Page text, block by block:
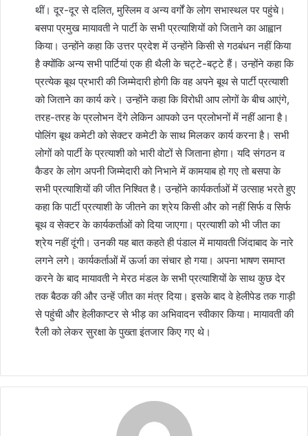
थीं। दूर-दूर से दलित, मुस्लिम व अन्य वर्गों के लोग सभास्थल पर पहुंचे।
बसपा प्रमुख मायावती ने पार्टी के सभी प्रत्याशियों को जिताने का आह्वान
किया। उन्होंने कहा कि उत्तर प्रदेश में उन्होंने किसी से गठबंधन नहीं किया
है क्योंकि अन्य सभी पार्टियां एक ही थैली के चट्टे-बट्टे हैं। उन्होंने कहा कि
प्रत्येक बूथ प्रभारी की जिम्मेदारी होगी कि वह अपने बूथ से पार्टी प्रत्याशी
को जिताने का कार्य करे। उन्होंने कहा कि विरोधी आप लोगों के बीच आएंगे,
तरह-तरह के प्रलोभन देंगे लेकिन आपको उन प्रलोभनों में नहीं आना है।
पोलिंग बूथ कमेटी को सेक्टर कमेटी के साथ मिलकर कार्य करना है। सभी
लोगों को पार्टी के प्रत्याशी को भारी वोटों से जिताना होगा। यदि संगठन व
कैडर के लोग अपनी जिम्मेदारी को निभाने में कामयाब हो गए तो बसपा के
सभी प्रत्याशियों की जीत निश्वित है। उन्होंने कार्यकर्ताओं में उत्साह भरते हुए
कहा कि पार्टी प्रत्याशी के जीतने का श्रेय किसी और को नहीं सिर्फ व सिर्फ
बूथ व सेक्टर के कार्यकर्ताओं को दिया जाएगा। प्रत्याशी को भी जीत का
श्रेय नहीं दूंगी। उनकी यह बात कहते ही पंडाल में मायावती जिंदाबाद के नारे
लगने लगे। कार्यकर्ताओं में ऊर्जा का संचार हो गया। अपना भाषण समाप्त
करने के बाद मायावती ने मेरठ मंडल के सभी प्रत्याशियों के साथ कुछ देर
तक बैठक की और उन्हें जीत का मंत्र दिया। इसके बाद वे हेलीपेड तक गाड़ी
से पहुंची और हेलीकाप्टर से भीड़ का अभिवादन स्वीकार किया। मायावती की
रैली को लेकर सुरक्षा के पुख्ता इंतजार किए गए थे।